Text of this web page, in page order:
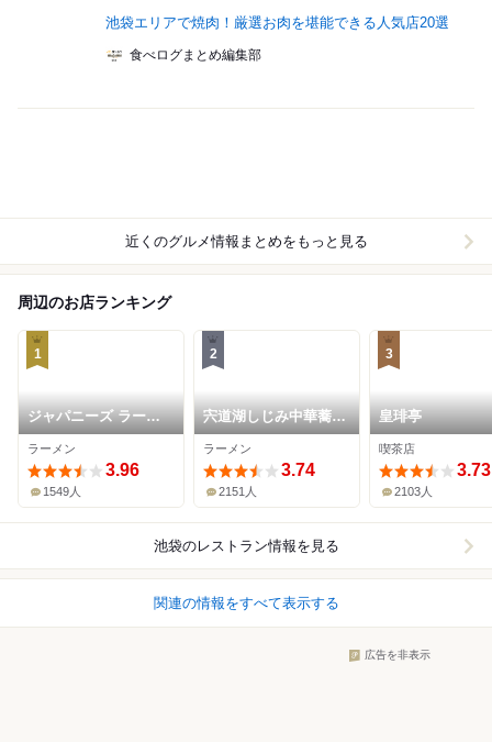
池袋エリアで焼肉！厳選お肉を堪能できる人気店20選
食べログまとめ編集部
近くのグルメ情報まとめをもっと見る
周辺のお店ランキング
1
ジャパニーズ ラーメ
ン 五感
ラーメン
3.96
1549人
2
宍道湖しじみ中華蕎麦
琥珀 池袋店
ラーメン
3.74
2151人
3
皇琲亭
喫茶店
3.73
2103人
池袋のレストラン情報を見る
関連の情報をすべて表示する
広告を非表示